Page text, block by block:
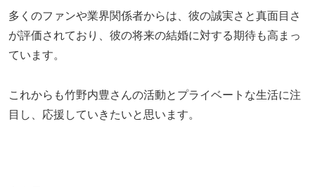
多くのファンや業界関係者からは、彼の誠実さと真面目さ
が評価されており、彼の将来の結婚に対する期待も高まっ
ています。
これからも竹野内豊さんの活動とプライベートな生活に注
目し、応援していきたいと思います。